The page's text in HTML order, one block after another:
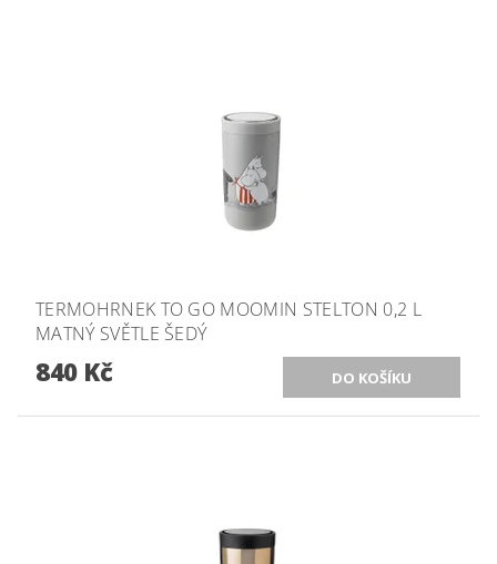
TERMOHRNEK TO GO MOOMIN STELTON 0,2 L
MATNÝ SVĚTLE ŠEDÝ
840 Kč